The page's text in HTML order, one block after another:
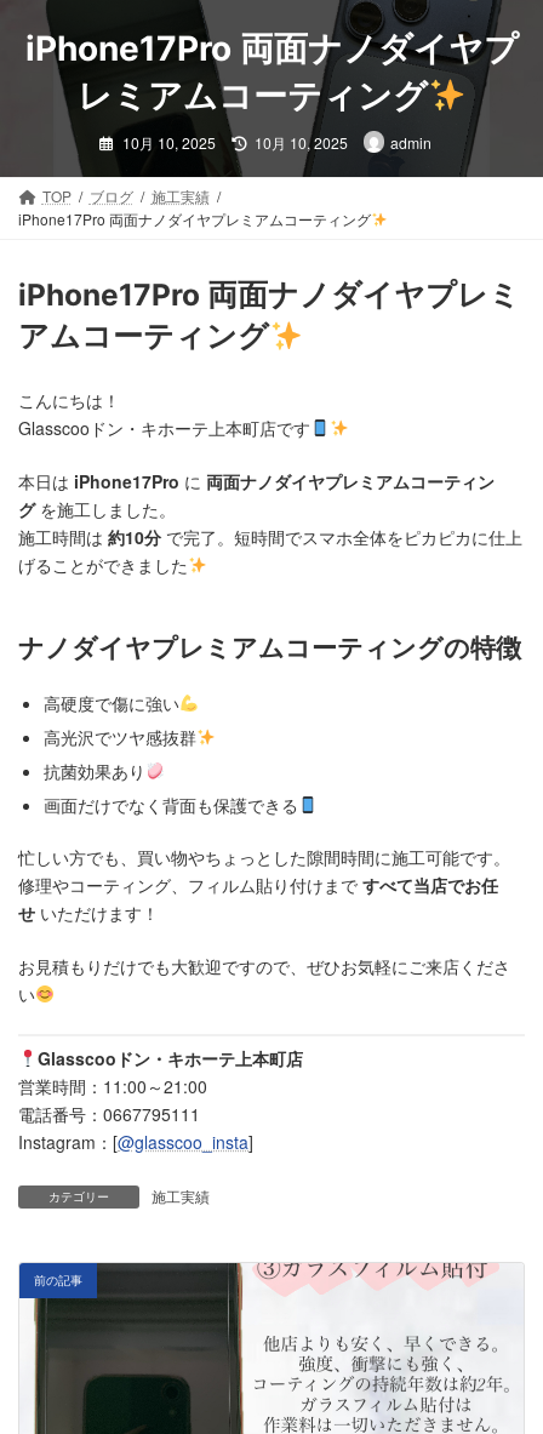
iPhone17Pro 両面ナノダイヤプ
レミアムコーティング
10月 10, 2025 最
終
新
:
10月 10, 2025 admin
TOP ブログ
施工実績
iPhone17Pro 両面ナノダイヤプレミアムコーティング
iPhone17Pro 両面ナノダイヤプレミ
アムコーティング
こんにちは！
Glasscooドン・キホーテ上本町店です
本日は iPhone17Pro に 両面ナノダイヤプレミアムコーティン
グを施工しました。
施工時間は 約10分 で完了。短時間でスマホ全体をピカピカに仕上
げることができました
ナノダイヤプレミアムコーティングの特徴
高硬度で傷に強い
高光沢でツヤ感抜群
抗菌効果あり
画面だけでなく背面も保護できる
忙しい方でも、買い物やちょっとした隙間時間に施工可能です。
修理やコーティング、フィルム貼り付けまで すべて当店でお任
せ いただけます！
お見積もりだけでも大歓迎ですので、ぜひお気軽にご来店くださ
い
Glasscooドン・キホーテ上本町店
営業時間：11:00～21:00
電話番号：0667795111
Instagram：[@glasscoo_insta]
カテゴリー 施工実績
前の記事